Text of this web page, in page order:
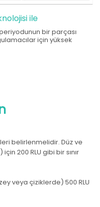
ile
bir parçası
için yüksek
belirlenmelidir. Düz ve
200 RLU gibi bir sınır
veya çiziklerde) 500 RLU